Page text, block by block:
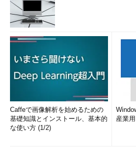
では、これを受け取った側はどのよう
よいのだろうか。以下にその手順を示す
（1）
相手の公開鍵を入手す
号する
（3）送付された平文から、
ゴリズムを用いてハッシュ
（2）の結果と
シュを比較する
2つの値を比較した結果、両者が一致
Caffeで画像解析を始めるための
基礎知識とインストール、基本的
な使い方 (1/2)
産業